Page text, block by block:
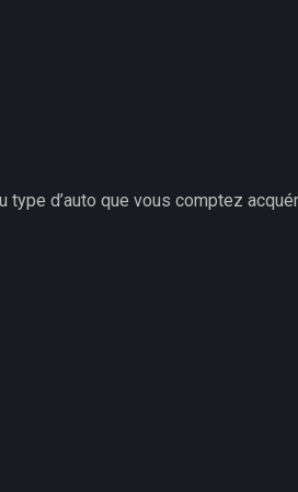
d’auto que vous comptez